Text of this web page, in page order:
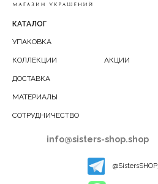
КАТАЛОГ
info@sisters-shop.shop
УПАКОВКА
ДОСТАВКА
КОЛЛЕКЦИИ АКЦИИ
МАТЕРИАЛЫ
СОТРУДНИЧЕСТВО